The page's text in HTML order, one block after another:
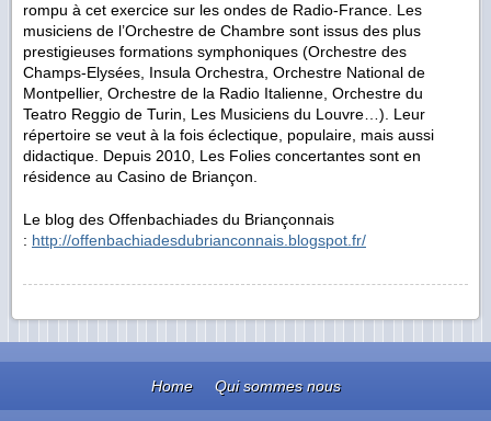
rompu à cet exercice sur les ondes de Radio-France. Les
musiciens de l’Orchestre de Chambre sont issus des plus
prestigieuses formations symphoniques (Orchestre des
Champs-Elysées, Insula Orchestra, Orchestre National de
Montpellier, Orchestre de la Radio Italienne, Orchestre du
Teatro Reggio de Turin, Les Musiciens du Louvre…). Leur
répertoire se veut à la fois éclectique, populaire, mais aussi
didactique. Depuis 2010, Les Folies concertantes sont en
résidence au Casino de Briançon.
Le blog des Offenbachiades du Briançonnais
: http://offenbachiadesdubrianconnais.blogspot.fr/
Home Qui sommes nous